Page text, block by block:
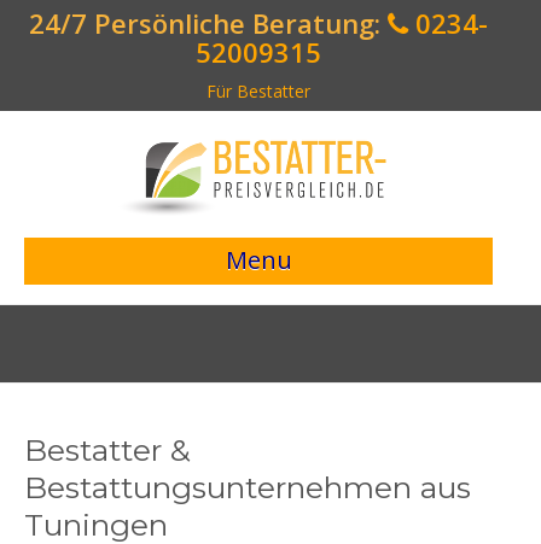
24/7 Persönliche Beratung:
0234-
52009315
Für Bestatter
Menu
> Preisvergleich starten <
Bestattungsvorsorge
Bestatter &
Bestattungsunternehmen aus
Tuningen